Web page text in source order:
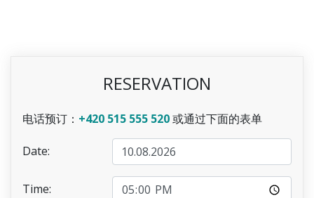
RESERVATION
电话预订： +420 515 555 520或通过下面的表单
Date:
Time: